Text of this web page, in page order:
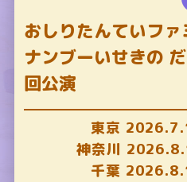
おしりたんていフ
ナンブーいせきの
回公演
東京
神奈川
千葉